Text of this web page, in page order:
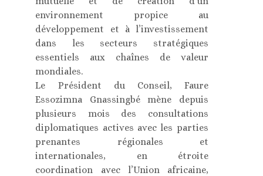
environnement propice au
développement et à l’investissement
dans les secteurs stratégiques
essentiels aux chaînes de valeur
mondiales.
Le Président du Conseil, Faure
Essozimna Gnassingbé mène depuis
plusieurs mois des consultations
diplomatiques actives avec les parties
prenantes régionales et
internationales, en étroite
coordination avec l’Union africaine,